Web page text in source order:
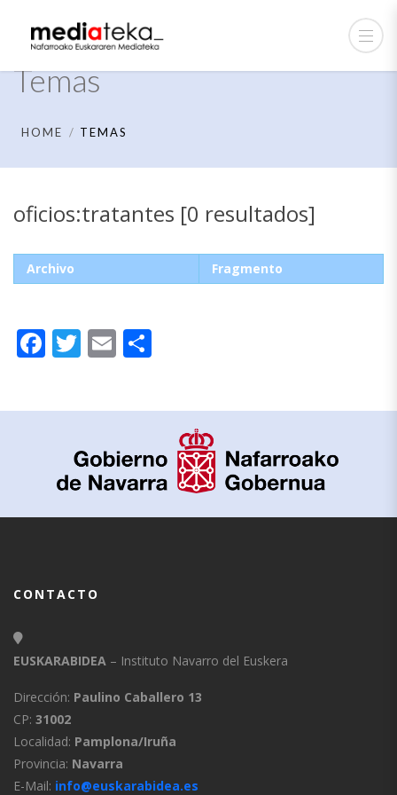
Temas
HOME TEMAS
oficios:tratantes [0 resultados]
Archivo Fragmento
Facebook
Twitter
Email
CONTACTO
EUSKARABIDEA – Instituto Navarro del Euskera
Dirección: Paulino Caballero 13
CP: 31002
Localidad: Pamplona/Iruña
Provincia: Navarra
E-Mail: info@euskarabidea.es